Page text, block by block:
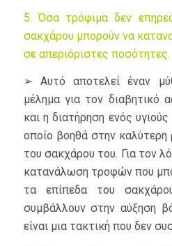
5. Όσα τρόφιμα δεν
σακχάρου μπορούν να
σε απεριόριστες ποσότητες.
➢ Αυτό αποτελεί έναν
μέλημα για τον διαβητικό
και η διατήρηση ενός
οποίο βοηθά στην
του σακχάρου του. Για τον
κατανάλωση τροφών που
τα επίπεδα του
συμβάλλουν στην αύξηση
είναι μια τακτική που δεν